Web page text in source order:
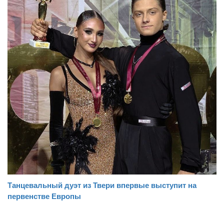
Танцевальный дуэт из Твери впервые выступит на
первенстве Европы